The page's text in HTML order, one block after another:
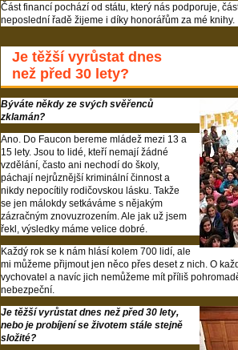
Část financí pochází od státu, který nás podporuje,
neposlední řadě žijeme i díky honorářům za mé knihy.
Je těžší vyrůstat dnes
než před 30 lety?
Býváte někdy ze svých svěřenců
zklamán?
Ano. Do Faucon bereme mládež mezi 13 a
15 lety. Jsou to lidé, kteří nemají žádné
vzdělání, často ani nechodí do školy,
páchají nejrůznější kriminální činnost a
nikdy nepocítily rodičovskou lásku. Takže
se jen málokdy setkáváme s nějakým
zázračným znovuzrozením. Ale jak už jsem
řekl, výsledky máme velice dobré.
Každý rok se k nám hlásí kolem 700 lidí, ale
mi můžeme přijmout jen něco přes deset z nich. O
vychovatel a navíc jich nemůžeme mít příliš
nebezpeční.
Je těžší vyrůstat dnes než před 30 lety,
nebo je probíjení se životem stále stejně
složité?